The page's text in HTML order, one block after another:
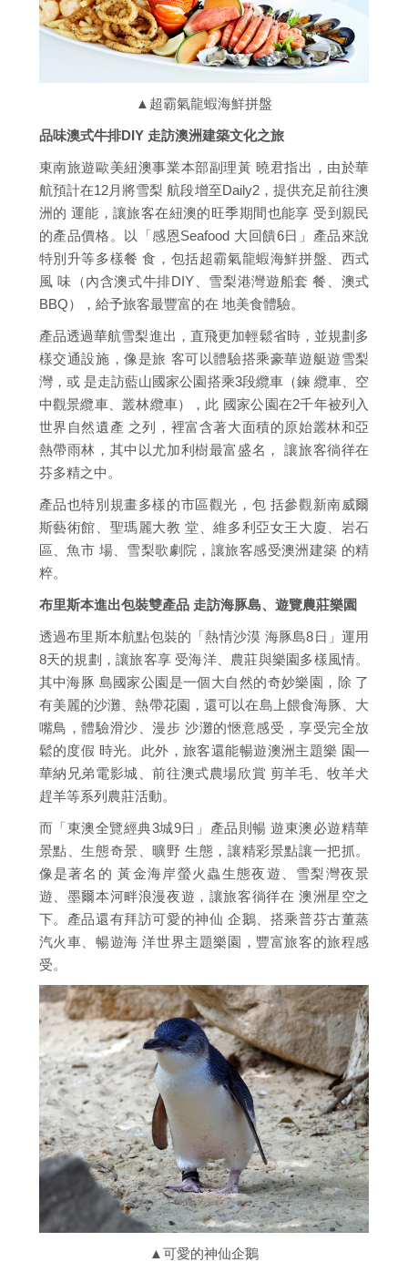
▲超霸氣龍蝦海鮮拼盤
品味澳式牛排DIY 走訪澳洲建築文化之旅
東南旅遊歐美紐澳事業本部副理黃 曉君指出，由於華
航預計在12月將雪梨 航段增至Daily2，提供充足前往澳
洲的 運能，讓旅客在紐澳的旺季期間也能享 受到親民
的產品價格。以「感恩Seafood 大回饋6日」產品來說
特別升等多樣餐 食，包括超霸氣龍蝦海鮮拼盤、西式
風 味（內含澳式牛排DIY、雪梨港灣遊船套 餐、澳式
BBQ），給予旅客最豐富的在 地美食體驗。
產品透過華航雪梨進出，直飛更加輕鬆省時，並規劃多
樣交通設施，像是旅 客可以體驗搭乘豪華遊艇遊雪梨
灣，或 是走訪藍山國家公園搭乘3段纜車（鍊 纜車、空
中觀景纜車、叢林纜車），此 國家公園在2千年被列入
世界自然遺產 之列，裡富含著大面積的原始叢林和亞
熱帶雨林，其中以尤加利樹最富盛名， 讓旅客徜徉在
芬多精之中。
產品也特別規畫多樣的市區觀光，包 括參觀新南威爾
斯藝術館、聖瑪麗大教 堂、維多利亞女王大廈、岩石
區、魚市 場、雪梨歌劇院，讓旅客感受澳洲建築 的精
粹。
布里斯本進出包裝雙產品 走訪海豚島、遊覽農莊樂園
透過布里斯本航點包裝的「熱情沙漠 海豚島8日」運用
8天的規劃，讓旅客享 受海洋、農莊與樂園多樣風情。
其中海豚 島國家公園是一個大自然的奇妙樂園，除 了
有美麗的沙灘、熱帶花園，還可以在島上餵食海豚、大
嘴鳥，體驗滑沙、漫步 沙灘的愜意感受，享受完全放
鬆的度假 時光。此外，旅客還能暢遊澳洲主題樂 園—
華納兄弟電影城、前往澳式農場欣賞 剪羊毛、牧羊犬
趕羊等系列農莊活動。
而「東澳全覽經典3城9日」產品則暢 遊東澳必遊精華
景點、生態奇景、曠野 生態，讓精彩景點讓一把抓。
像是著名的 黃金海岸螢火蟲生態夜遊、雪梨灣夜景
遊、墨爾本河畔浪漫夜遊，讓旅客徜徉在 澳洲星空之
下。產品還有拜訪可愛的神仙 企鵝、搭乘普芬古董蒸
汽火車、暢遊海 洋世界主題樂園，豐富旅客的旅程感
受。
▲可愛的神仙企鵝